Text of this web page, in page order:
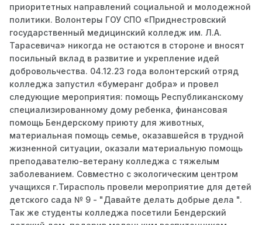
приоритетных направлений социальной и молодежной
политики. Волонтеры ГОУ СПО «Приднестровский
государственный медицинский колледж им. Л.А.
Тарасевича» никогда не остаются в стороне и вносят
посильный вклад в развитие и укрепление идей
добровольчества. 04.12.23 года волонтерский отряд
колледжа запустил «бумеранг добра» и провел
следующие мероприятия: помощь Республиканскому
специализированному дому ребенка, финансовая
помощь Бендерскому приюту для животных,
материальная помощь семье, оказавшейся в трудной
жизненной ситуации, оказали материальную помощь
преподавателю-ветерану колледжа с тяжелым
заболеванием. Совместно с экологическим центром
учащихся г.Тирасполь провели мероприятие для детей
детского сада № 9 - "Давайте делать добрые дела ".
Так же студенты колледжа посетили Бендерский